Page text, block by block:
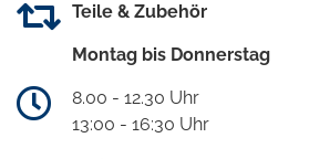
Teile & Zubehör
Montag bis Donnerstag
8.00 - 12.30 Uhr
13:00 - 16:30 Uhr